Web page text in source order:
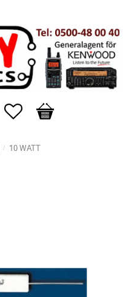
Favorites
Basket
10 WATT